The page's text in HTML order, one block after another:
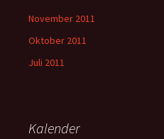
November 2011
Oktober 2011
Juli 2011
Kalender